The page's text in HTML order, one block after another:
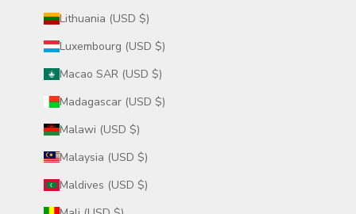
Lithuania (USD $)
Luxembourg (USD $)
Macao SAR (USD $)
Madagascar (USD $)
Malawi (USD $)
Malaysia (USD $)
Maldives (USD $)